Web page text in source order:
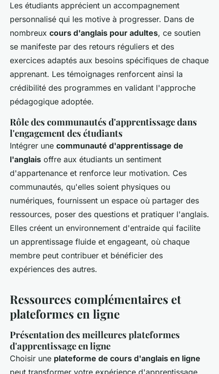
Les étudiants apprécient un accompagnement
personnalisé qui les motive à progresser. Dans de
nombreux cours d'anglais pour adultes, ce soutien
se manifeste par des retours réguliers et des
exercices adaptés aux besoins spécifiques de chaque
apprenant. Les témoignages renforcent ainsi la
crédibilité des programmes en validant l'approche
pédagogique adoptée.
Rôle des communautés d'apprentissage dans
l'engagement des étudiants
Intégrer une communauté d'apprentissage de
l'anglais offre aux étudiants un sentiment
d'appartenance et renforce leur motivation. Ces
communautés, qu'elles soient physiques ou
numériques, fournissent un espace où partager des
ressources, poser des questions et pratiquer l'anglais.
Elles créent un environnement d'entraide qui facilite
un apprentissage fluide et engageant, où chaque
membre peut contribuer et bénéficier des
expériences des autres.
Ressources complémentaires et
plateformes en ligne
Présentation des meilleures plateformes
d'apprentissage en ligne
Choisir une plateforme de cours d'anglais en ligne